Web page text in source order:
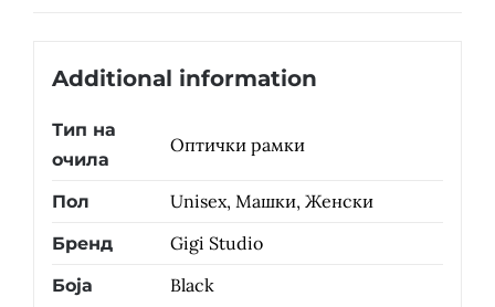
Additional information
Тип на
очила
Оптички рамки
Пол Unisex, Машки, Женски
Бренд Gigi Studio
Боја Black